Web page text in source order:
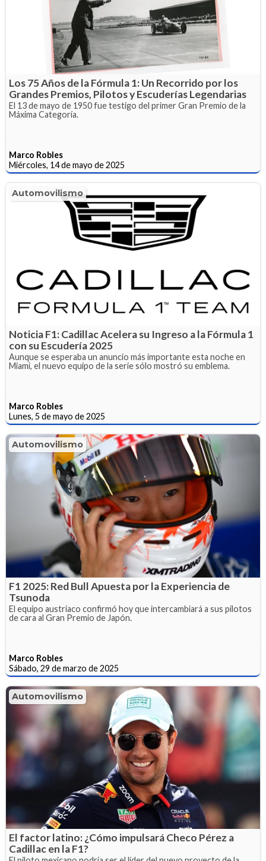
Los 75 Años de la Fórmula 1: Un Recorrido por los
Grandes Premios, Pilotos y Escuderías Legendarias
El 13 de mayo de 1950 fue testigo del primer Gran Premio de la
Máxima Categoría.
Marco Robles
Miércoles, 14 de mayo de 2025
Automovilismo
Noticia F1: Cadillac Acelera su Ingreso a la Fórmula 1
con su Escudería 2025
Aunque se esperaba un anuncio más importante esta noche en
Miami, el nuevo equipo de la serie sólo mostró su emblema.
Marco Robles
Lunes, 5 de mayo de 2025
Automovilismo
F1 2025: Red Bull Apuesta por la Experiencia de
Tsunoda
El equipo austriaco confirmó hoy que intercambiará a sus pilotos
de cara al Gran Premio de Japón.
Marco Robles
Sábado, 29 de marzo de 2025
Automovilismo
El factor latino: ¿Cómo impulsará Checo Pérez a
Cadillac en la F1?